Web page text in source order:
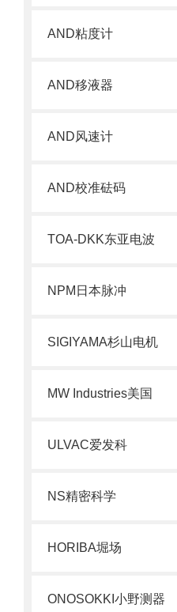
AND粘度计
AND移液器
AND风速计
AND校准砝码
TOA-DKK东亚电波
NPM日本脉冲
SIGIYAMA杉山电机
MW Industries美国
ULVAC爱发科
NS精密科学
HORIBA堀场
ONOSOKKI小野测器